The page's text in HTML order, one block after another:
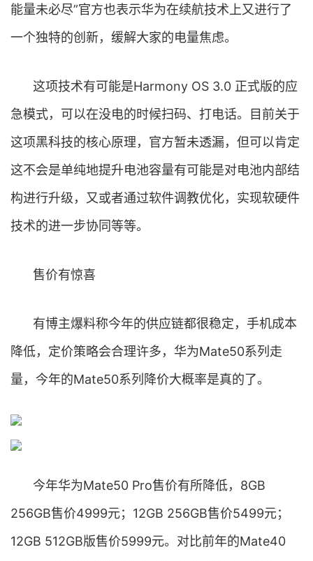
能量未必尽”官方也表示华为在续航技术上又进行了
一个独特的创新，缓解大家的电量焦虑。
这项技术有可能是Harmony OS 3.0 正式版的应
急模式，可以在没电的时候扫码、打电话。目前关于
这项黑科技的核心原理，官方暂未透漏，但可以肯定
这不会是单纯地提升电池容量有可能是对电池内部结
构进行升级，又或者通过软件调教优化，实现软硬件
技术的进一步协同等等。
售价有惊喜
有博主爆料称今年的供应链都很稳定，手机成本
降低，定价策略会合理许多，华为Mate50系列走
量，今年的Mate50系列降价大概率是真的了。
今年华为Mate50 Pro售价有所降低，8GB
256GB售价4999元；12GB 256GB售价5499元；
12GB 512GB版售价5999元。对比前年的Mate40